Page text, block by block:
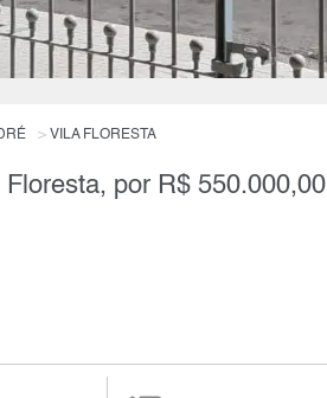
VILA FLORESTA
por R$ 550.000,00